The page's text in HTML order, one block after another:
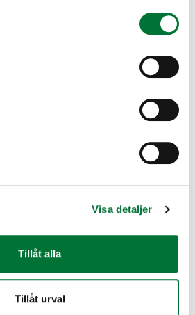
Visa detaljer
Tillåt alla
Tillåt urval